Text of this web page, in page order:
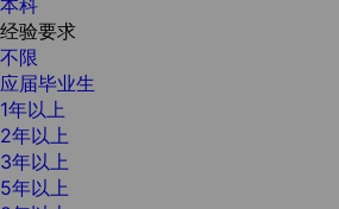
经验要求
不限
应届毕业生
1年以上
2年以上
3年以上
5年以上